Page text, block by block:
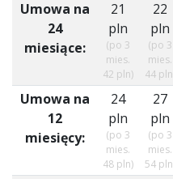
Umowa na
24
miesiące:
21
pln
(po 3
mies.
42 pln)
22
pln
(po 3
mies.
44
Umowa na
12
miesięcy:
24
pln
(po 3
mies.
48 pln)
27
pln
(po 3
mies.
54